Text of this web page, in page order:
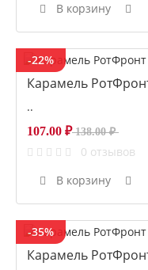
В корзину
-22%
Карамель
..
138.00 ₽
107.00 ₽
0 отзывов
В корзину
-35%
Карамель